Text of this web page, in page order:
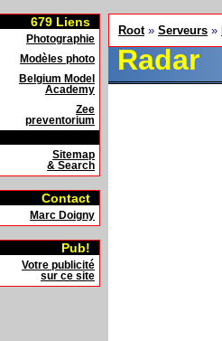
679 Liens
Photographie
Modèles photo
Belgium Model
Academy
Zee
preventorium
Sitemap
& Search
Contact
Marc Doigny
Pub!
Votre publicité
sur ce site
Root» Serveurs »
Radar